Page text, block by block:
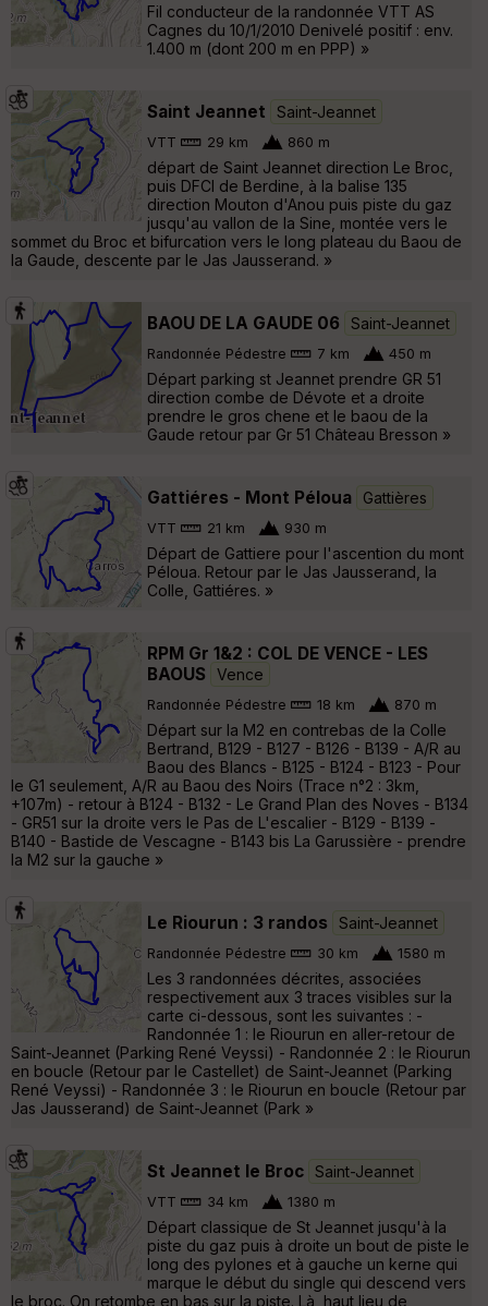
Fil conducteur de la randonnée VTT AS
Cagnes du 10/1/2010 Denivelé positif : env.
1.400 m (dont 200 m en PPP) »
Saint Jeannet Saint-Jeannet
VTT 29 km 860 m
départ de Saint Jeannet direction Le Broc,
puis DFCI de Berdine, à la balise 135
direction Mouton d'Anou puis piste du gaz
jusqu'au vallon de la Sine, montée vers le
sommet du Broc et bifurcation vers le long plateau du Baou de
la Gaude, descente par le Jas Jausserand. »
BAOU DE LA GAUDE 06 Saint-Jeannet
Randonnée Pédestre 7 km 450 m
Départ parking st Jeannet prendre GR 51
direction combe de Dévote et a droite
prendre le gros chene et le baou de la
Gaude retour par Gr 51 Château Bresson »
Gattiéres - Mont Péloua Gattières
VTT 21 km 930 m
Départ de Gattiere pour l'ascention du mont
Péloua. Retour par le Jas Jausserand, la
Colle, Gattiéres. »
RPM Gr 1&2 : COL DE VENCE - LES
BAOUS
Vence
Randonnée Pédestre 18 km 870 m
Départ sur la M2 en contrebas de la Colle
Bertrand, B129 - B127 - B126 - B139 - A/R au
Baou des Blancs - B125 - B124 - B123 - Pour
le G1 seulement, A/R au Baou des Noirs (Trace n°2 : 3km,
+107m) - retour à B124 - B132 - Le Grand Plan des Noves - B134
- GR51 sur la droite vers le Pas de L'escalier - B129 - B139 -
B140 - Bastide de Vescagne - B143 bis La Garussière - prendre
la M2 sur la gauche »
Le Riourun : 3 randos Saint-Jeannet
Randonnée Pédestre 30 km 1580 m
Les 3 randonnées décrites, associées
respectivement aux 3 traces visibles sur la
carte ci-dessous, sont les suivantes : -
Randonnée 1 : le Riourun en aller-retour de
Saint-Jeannet (Parking René Veyssi) - Randonnée 2 : le Riourun
en boucle (Retour par le Castellet) de Saint-Jeannet (Parking
René Veyssi) - Randonnée 3 : le Riourun en boucle (Retour par
Jas Jausserand) de Saint-Jeannet (Park »
St Jeannet le Broc Saint-Jeannet
VTT 34 km 1380 m
Départ classique de St Jeannet jusqu'à la
piste du gaz puis à droite un bout de piste le
long des pylones et à gauche un kerne qui
marque le début du single qui descend vers
le broc. On retombe en bas sur la piste. Là, haut lieu de